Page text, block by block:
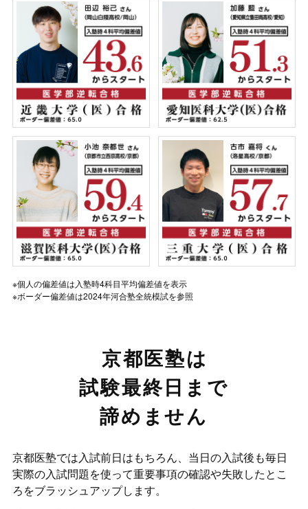
※個人の偏差値は入塾時4科目平均偏差値を表示
※ボーダー偏差値は2024年河合塾全統模試を参照
京都医塾は
試験最終日まで
諦めません
京都医塾では入試前日はもちろん、 当日の入試後も毎日
実際の入試問題を使って重要事項の確認や失敗したとこ
ろをブラッシュアップします。